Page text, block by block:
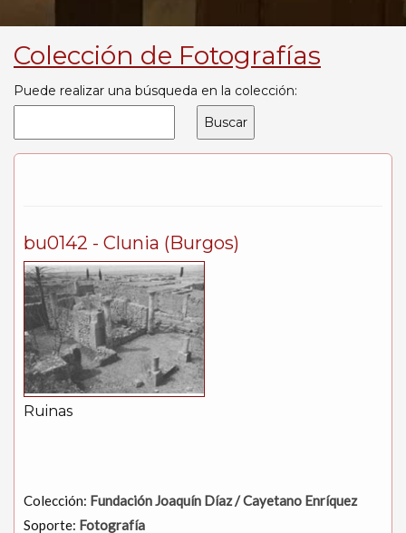
Colección de Fotografías
Puede realizar una búsqueda en la colección:
bu0142 - Clunia (Burgos)
Ruinas
Colección: Fundación Joaquín Díaz / Cayetano Enríquez
Soporte: Fotografía